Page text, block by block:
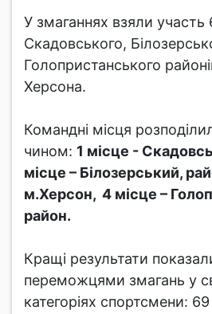
У змаганнях взяли участь
Скадовського,
Голопристанського
Херсона.
Командні місця
чином: 1 місце -
місце – Білозерський,
м.Херсон, 4 місце –
район.
Кращі результати
переможцями змагань у
категоріях спортсмени: 69